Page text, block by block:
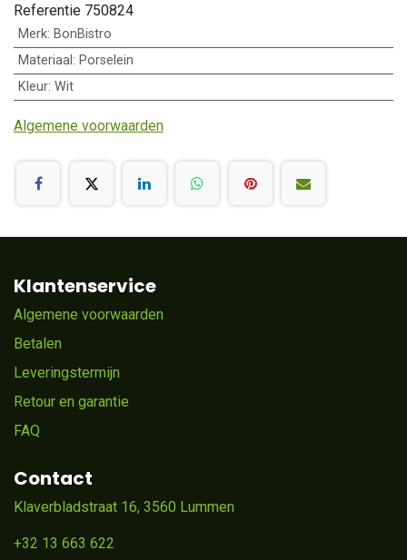
Referentie 750824
Merk: BonBistro
Materiaal : Porselein
Kleur: Wit
Algemene voorwaarden
Klantenservice
Algemene voorwaarden
Betalen
Leveringstermijn
Retour en garantie
FAQ
Contact
Klaverbladstraat 16, 3560 Lummen
+32 13 663 622